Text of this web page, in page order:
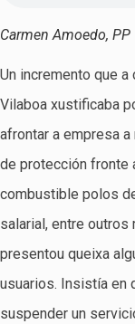
Carmen Amoedo, PP
Un incremento que
Vilaboa xustificaba
afrontar a empresa a
de protección fronte
combustible polos
salarial, entre outros
presentou queixa
usuarios. Insistía en
suspender un